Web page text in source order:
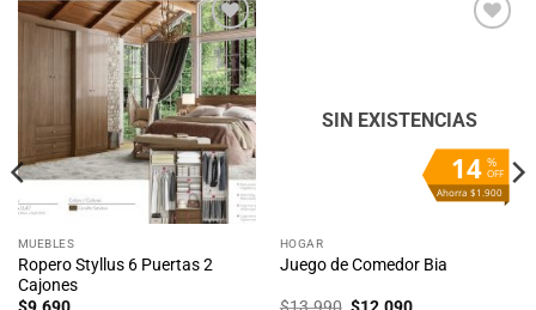
Añadir
a la
lista
de
deseos
MUEBLES
Ropero Styllus 6 Puertas 2
Cajones
%
OFF
14
Ahorra $1.900
deseos
SIN EXISTENCIAS
HOGAR
Juego de Comedor Bia
El El